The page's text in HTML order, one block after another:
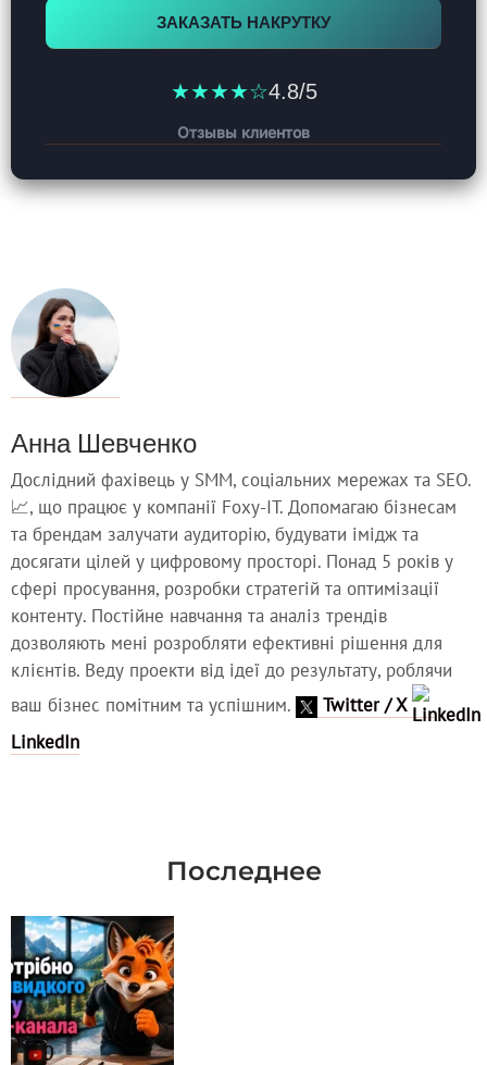
ЗАКАЗАТЬ НАКРУТКУ
★★★★☆4.8/5
Отзывы клиентов
Анна Шевченко
Дослідний фахівець у SMM, соціальних мережах та SEO.
📈, що працює у компанії Foxy-IT. Допомагаю бізнесам
та брендам залучати аудиторію, будувати імідж та
досягати цілей у цифровому просторі. Понад 5 років у
сфері просування, розробки стратегій та оптимізації
контенту. Постійне навчання та аналіз трендів
дозволяють мені розробляти ефективні рішення для
клієнтів. Веду проекти від ідеї до результату, роблячи
ваш бізнес помітним та успішним.
Twitter / X
LinkedIn
Последнее